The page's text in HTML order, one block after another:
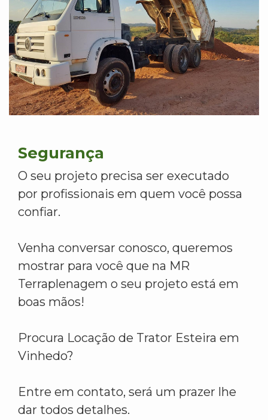
Segurança
O seu projeto precisa ser executado
por profissionais em quem você possa
confiar.
Venha conversar conosco, queremos
mostrar para você que na MR
Terraplenagem o seu projeto está em
boas mãos!
Procura Locação de Trator Esteira em
Vinhedo?
Entre em contato, será um prazer lhe
dar todos detalhes.